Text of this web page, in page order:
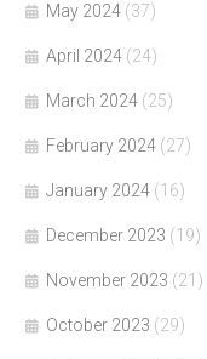
May 2024 (37)
April 2024 (24)
March 2024 (25)
February 2024 (27)
January 2024 (16)
December 2023 (19)
November 2023 (21)
October 2023 (29)